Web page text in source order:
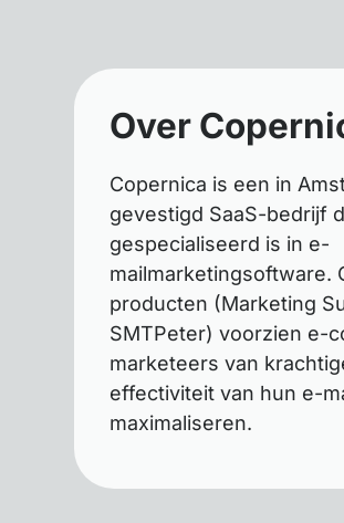
Over
Copernica is een in
gevestigd SaaS-bedrijf
gespecialiseerd is in e-
mailmarketingsoftware.
producten (Marketing
SMTPeter) voorzien e-
marketeers van
effectiviteit van hun e-
maximaliseren.